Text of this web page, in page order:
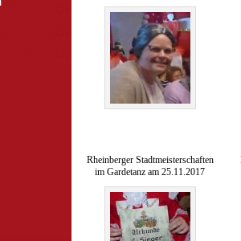
Rheinberger Stadtmeisterschaften
im Gardetanz am 25.11.2017